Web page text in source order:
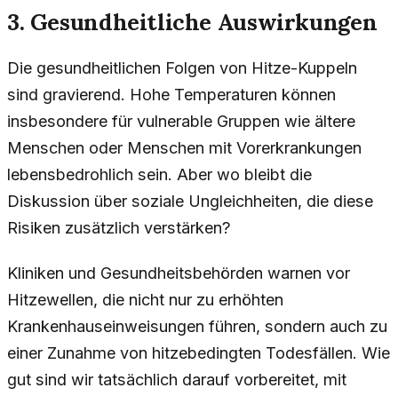
3. Gesundheitliche Auswirkungen
Die gesundheitlichen Folgen von Hitze-Kuppeln
sind gravierend. Hohe Temperaturen können
insbesondere für vulnerable Gruppen wie ältere
Menschen oder Menschen mit Vorerkrankungen
lebensbedrohlich sein. Aber wo bleibt die
Diskussion über soziale Ungleichheiten, die diese
Risiken zusätzlich verstärken?
Kliniken und Gesundheitsbehörden warnen vor
Hitzewellen, die nicht nur zu erhöhten
Krankenhauseinweisungen führen, sondern auch zu
einer Zunahme von hitzebedingten Todesfällen. Wie
gut sind wir tatsächlich darauf vorbereitet, mit